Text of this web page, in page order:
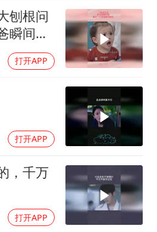
奋力开创中国式现代化建设新局面
刨根问
瞬间脸
打开APP
打开APP
，千万
打开APP